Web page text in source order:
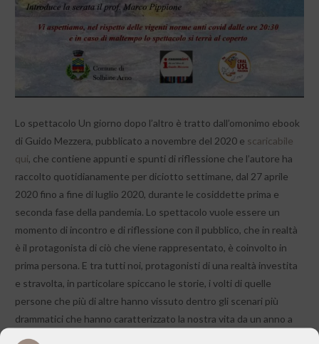
Lo spettacolo Un giorno dopo l’altro è tratto dall’omonimo ebook
di Guido Mezzera, pubblicato a novembre del 2020 e scaricabile
qui, che contiene appunti e spunti di riflessione che l’autore ha
raccolto quotidianamente per diciotto settimane, dal 27 aprile
2020 fino a fine di luglio 2020, durante le cosiddette prima e
seconda fase della pandemia. Lo spettacolo vuole essere un
momento di incontro e di riflessione con il pubblico, che in realtà
è il protagonista di ciò che viene rappresentato, è coinvolto in
prima persona. E tra tutti noi, protagonisti di una realtà investita
e stravolta, in particolare spiccano le storie, i volti di quelle
persone che più di altre hanno vissuto dentro gli scenari più
drammatici che hanno caratterizzato la nostra vita da un anno a
questa parte: tutto il personale sanitario e tutti coloro che